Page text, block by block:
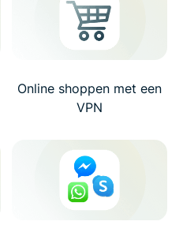
Online shoppen met een
VPN